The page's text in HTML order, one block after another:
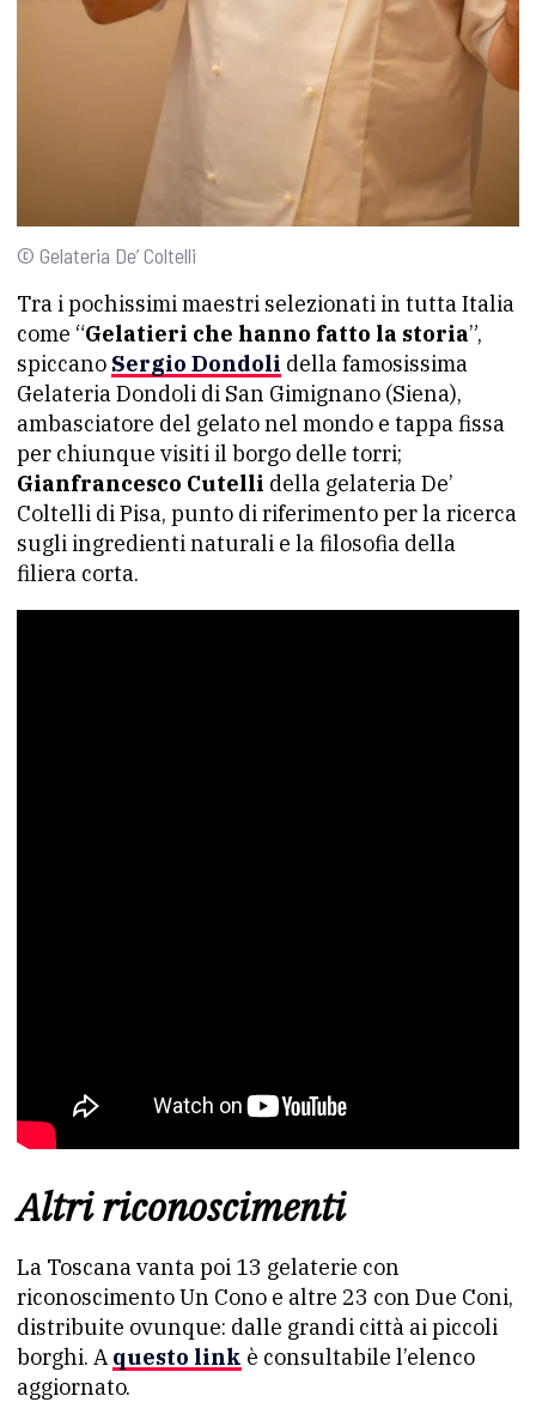
© Gelateria De’ Coltelli
Tra i pochissimi maestri selezionati in tutta Italia
come “Gelatieri che hanno fatto la storia”,
spiccano Sergio Dondoli della famosissima
Gelateria Dondoli di San Gimignano (Siena),
ambasciatore del gelato nel mondo e tappa fissa
per chiunque visiti il borgo delle torri;
Gianfrancesco Cutelli della gelateria De’
Coltelli di Pisa, punto di riferimento per la ricerca
sugli ingredienti naturali e la filosofia della
filiera corta.
Altri riconoscimenti
La Toscana vanta poi 13 gelaterie con
riconoscimento Un Cono e altre 23 con Due Coni,
distribuite ovunque: dalle grandi città ai piccoli
borghi. A questo link è consultabile l’elenco
aggiornato.